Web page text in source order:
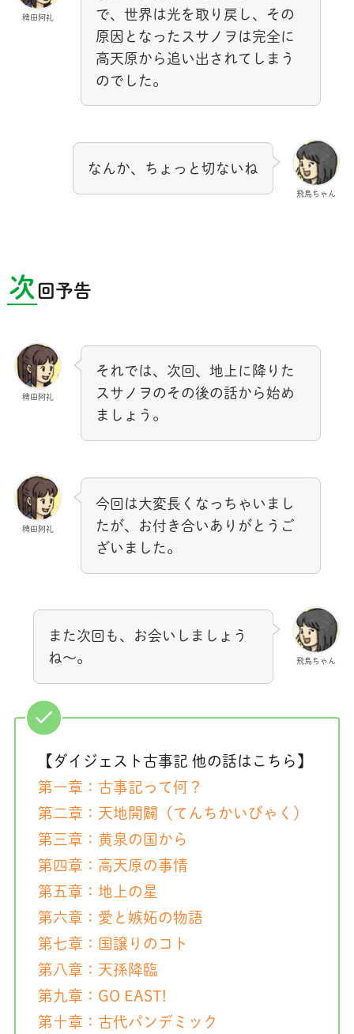
稗田阿礼
で、世界は光を取り戻し、その
原因となったスサノヲは完全に
高天原から追い出されてしまう
のでした。
飛鳥ちゃん
なんか、ちょっと切ないね
次 回予告
稗田阿礼
それでは、次回、地上に降りた
スサノヲのその後の話から始め
ましょう。
稗田阿礼
今回は大変長くなっちゃいまし
たが、お付き合いありがとうご
ざいました。
飛鳥ちゃん
また次回も、お会いしましょう
ね～。
【ダイジェスト古事記 他の話はこちら】
第一章：古事記って何？
第二章：天地開闢（てんちかいびゃく）
第三章：黄泉の国から
第四章：高天原の事情
第五章：地上の星
第六章：愛と嫉妬の物語
第七章：国譲りのコト
第八章：天孫降臨
第九章：GO EAST!
第十章：古代パンデミック